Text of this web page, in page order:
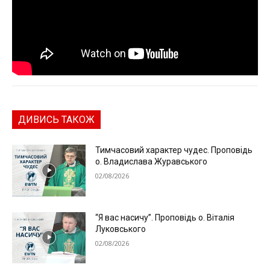
ДИВИСЬ ТАКОЖ
Тимчасовий характер чудес. Проповідь
о. Владислава Журавського
02/08/2026
“Я вас насичу”. Проповідь о. Віталія
Луковського
02/08/2026